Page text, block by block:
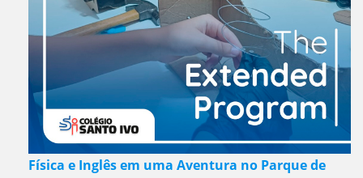
Física e Inglês em uma Aventura no Parque de